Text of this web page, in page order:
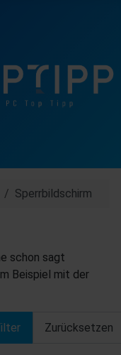
Sperrbildschirm
schon sagt
Beispiel mit der
Zurücksetzen